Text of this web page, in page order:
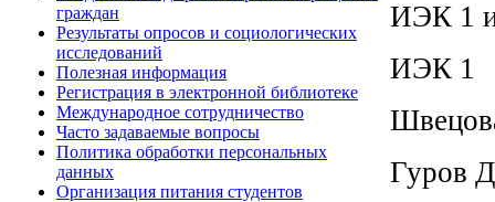
граждан
Результаты опросов и социологических
исследований
Полезная информация
Регистрация в электронной библиотеке
Международное сотрудничество
Часто задаваемые вопросы
Политика обработки персональных
данных
Организация питания студентов
ИЭК 1
ИЭК 1